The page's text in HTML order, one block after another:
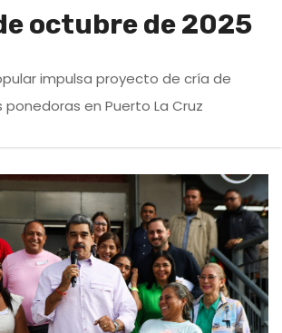
octubre de 2025
impulsa proyecto de cría de
ponedoras en Puerto La Cruz